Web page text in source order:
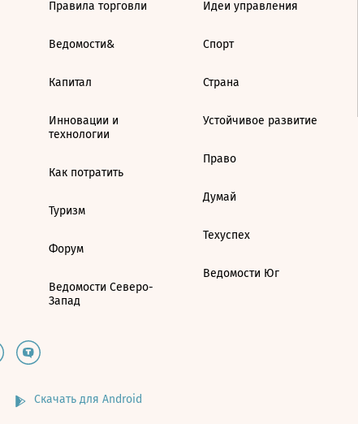
Правила торговли
Ведомости&
Капитал
Инновации и
технологии
Как потратить
Туризм
Форум
Ведомости Северо-
Запад
Идеи управления
Спорт
Страна
Устойчивое развитие
Право
Думай
Техуспех
Ведомости Юг
Скачать для Android